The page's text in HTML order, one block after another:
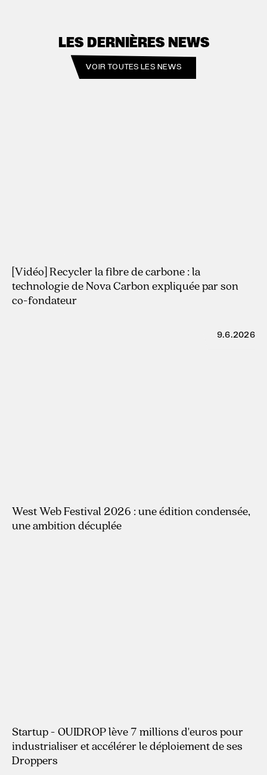
LES DERNIÈRES NEWS
VOIR TOUTES LES NEWS
29.7.2026
[Vidéo] Recycler la fibre de carbone : la
technologie de Nova Carbon expliquée par son
co-fondateur
9.6.2026
West Web Festival 2026 : une édition condensée,
une ambition décuplée
22.4.2026
Startup - OUIDROP lève 7 millions d'euros pour
industrialiser et accélérer le déploiement de ses
Droppers